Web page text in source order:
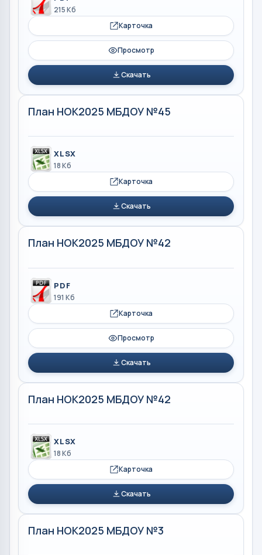
215 Кб
Карточка
Просмотр
Скачать
План НОК2025 МБДОУ №45
XLSX
18 Кб
Карточка
Скачать
План НОК2025 МБДОУ №42
PDF
191 Кб
Карточка
Просмотр
Скачать
План НОК2025 МБДОУ №42
XLSX
18 Кб
Карточка
Скачать
План НОК2025 МБДОУ №3